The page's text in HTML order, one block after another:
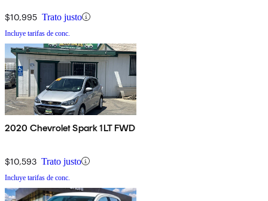
$10,995 Trato justo
Incluye tarifas de conc.
2020 Chevrolet Spark 1LT FWD
$10,593 Trato justo
Incluye tarifas de conc.